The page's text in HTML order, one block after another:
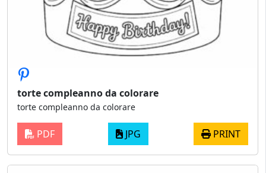
torte compleanno da colorare
torte compleanno da colorare
PDF JPG PRINT